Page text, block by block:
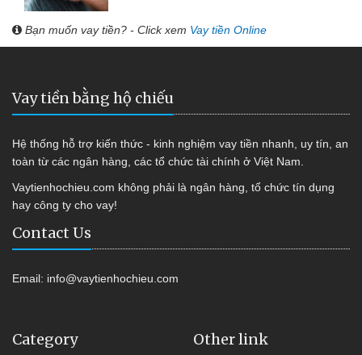
Bạn muốn vay tiền? - Click xem Vay tiền Online
Vay tiền bằng hộ chiếu
Hệ thống hỗ trợ kiến thức - kinh nghiệm vay tiền nhanh, uy tín, an
toàn từ các ngân hàng, các tổ chức tài chính ở Việt Nam.
Vaytienhochieu.com không phải là ngân hàng, tổ chức tín dụng
hay công ty cho vay!
Contact Us
Email: info@vaytienhochieu.com
Category Other link